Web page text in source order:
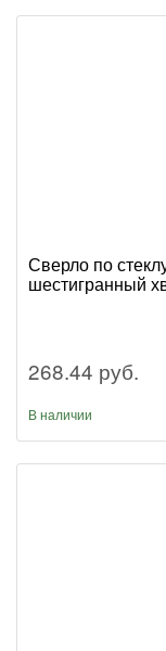
Сверло по
шестигранный
268.44 руб.
В наличии